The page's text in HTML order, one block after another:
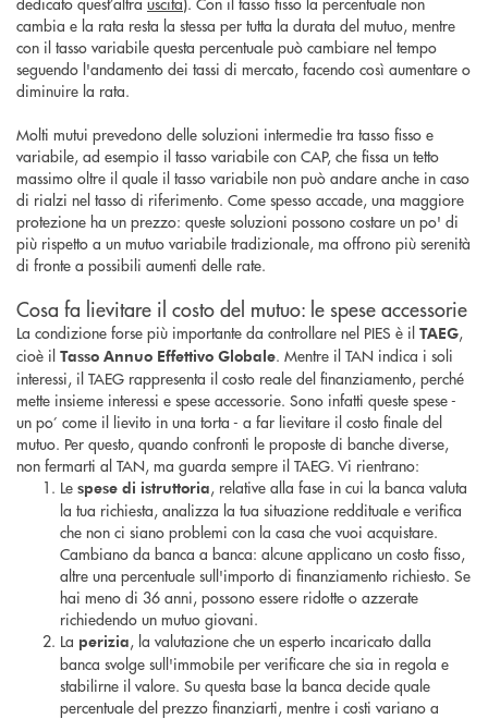
cambia e la rata resta la stessa per tutta la durata del mutuo, mentre
con il tasso variabile questa percentuale può cambiare nel tempo
seguendo l'andamento dei tassi di mercato, facendo così aumentare o
diminuire la rata.
Molti mutui prevedono delle soluzioni intermedie tra tasso fisso e
variabile, ad esempio il tasso variabile con CAP, che fissa un tetto
massimo oltre il quale il tasso variabile non può andare anche in caso
di rialzi nel tasso di riferimento. Come spesso accade, una maggiore
protezione ha un prezzo: queste soluzioni possono costare un po' di
più rispetto a un mutuo variabile tradizionale, ma offrono più serenità
di fronte a possibili aumenti delle rate.
Cosa fa lievitare il costo del mutuo: le spese accessorie
La condizione forse più importante da controllare nel PIES è il TAEG,
cioè il Tasso Annuo Effettivo Globale. Mentre il TAN indica i soli
interessi, il TAEG rappresenta il costo reale del finanziamento, perché
mette insieme interessi e spese accessorie. Sono infatti queste spese -
un po’ come il lievito in una torta - a far lievitare il costo finale del
mutuo. Per questo, quando confronti le proposte di banche diverse,
non fermarti al TAN, ma guarda sempre il TAEG. Vi rientrano:
Le spese di istruttoria, relative alla fase in cui la banca valuta
la tua richiesta, analizza la tua situazione reddituale e verifica
che non ci siano problemi con la casa che vuoi acquistare.
Cambiano da banca a banca: alcune applicano un costo fisso,
altre una percentuale sull'importo di finanziamento richiesto. Se
hai meno di 36 anni, possono essere ridotte o azzerate
richiedendo un mutuo giovani.
La perizia, la valutazione che un esperto incaricato dalla
banca svolge sull'immobile per verificare che sia in regola e
stabilirne il valore. Su questa base la banca decide quale
percentuale del prezzo finanziarti, mentre i costi variano a